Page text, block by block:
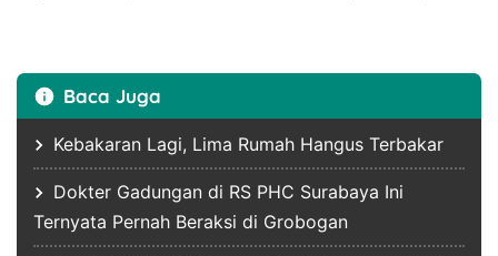
Baca Juga
Kebakaran Lagi, Lima Rumah Hangus Terbakar
Dokter Gadungan di RS PHC Surabaya Ini
Ternyata Pernah Beraksi di Grobogan